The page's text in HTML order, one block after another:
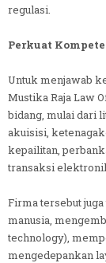
regulasi.
Perkuat
Untuk menjawab
Mustika Raja Law
bidang, mulai dari
akuisisi,
kepailitan,
transaksi
Firma tersebut
manusia,
technology),
mengedepankan